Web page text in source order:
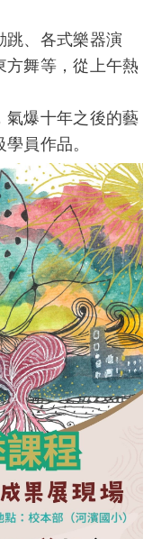
跳、各式樂器演
舞等，從上午熱
氣爆十年之後的藝
員作品。